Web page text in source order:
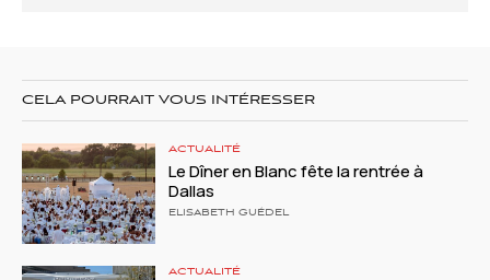
CELA POURRAIT VOUS INTÉRESSER
ACTUALITÉ
Le Dîner en Blanc fête la rentrée à
Dallas
ELISABETH GUÉDEL
ACTUALITÉ